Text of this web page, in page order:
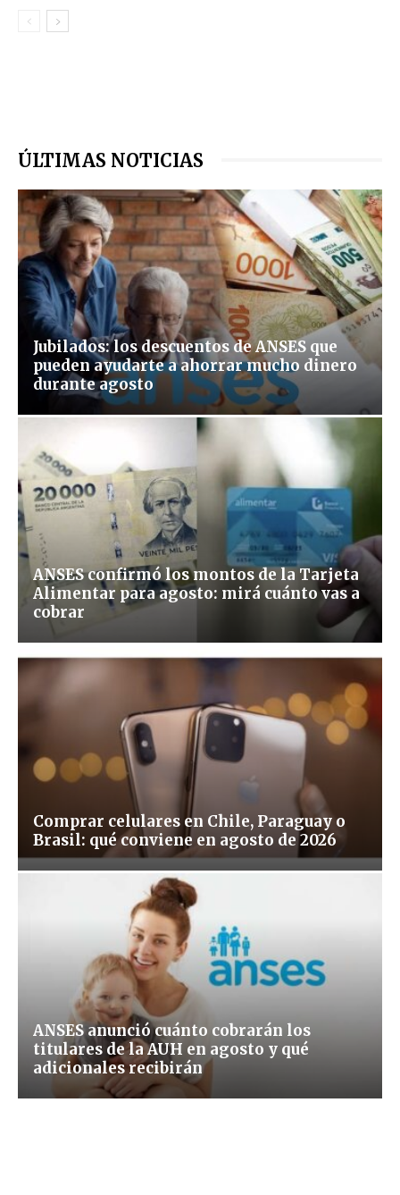
ÚLTIMAS NOTICIAS
Jubilados: los descuentos de ANSES que
pueden ayudarte a ahorrar mucho dinero
durante agosto
ANSES confirmó los montos de la Tarjeta
Alimentar para agosto: mirá cuánto vas a
cobrar
Comprar celulares en Chile, Paraguay o
Brasil: qué conviene en agosto de 2026
ANSES anunció cuánto cobrarán los
titulares de la AUH en agosto y qué
adicionales recibirán